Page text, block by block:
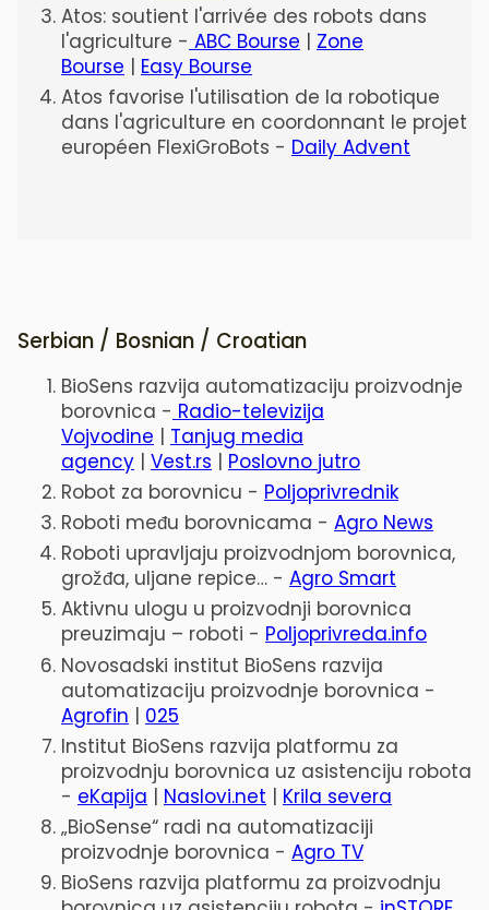
Atos: soutient l'arrivée des robots dans
l'agriculture - ABC Bourse | Zone
Bourse | Easy Bourse
Atos favorise l'utilisation de la robotique
dans l'agriculture en coordonnant le projet
européen FlexiGroBots - Daily Advent
Serbian / Bosnian / Croatian
BioSens razvija automatizaciju proizvodnje
borovnica - Radio-televizija
Vojvodine | Tanjug media
agency | Vest.rs | Poslovno jutro
Robot za borovnicu - Poljoprivrednik
Roboti među borovnicama - Agro News
Roboti upravljaju proizvodnjom borovnica,
grožđa, uljane repice… - Agro Smart
Aktivnu ulogu u proizvodnji borovnica
preuzimaju – roboti - Poljoprivreda.info
Novosadski institut BioSens razvija
automatizaciju proizvodnje borovnica -
Agrofin | 025
Institut BioSens razvija platformu za
proizvodnju borovnica uz asistenciju robota
- eKapija | Naslovi.net | Krila severa
„BioSense“ radi na automatizaciji
proizvodnje borovnica - Agro TV
BioSens razvija platformu za proizvodnju